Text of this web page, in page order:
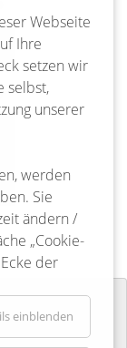
Webseite
Ihre
setzen wir
selbst,
unserer
werden
Sie
ändern /
„Cookie-
der
einblenden